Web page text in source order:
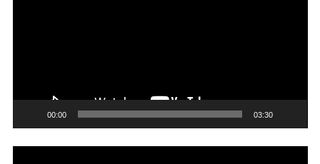
00:00 03:30